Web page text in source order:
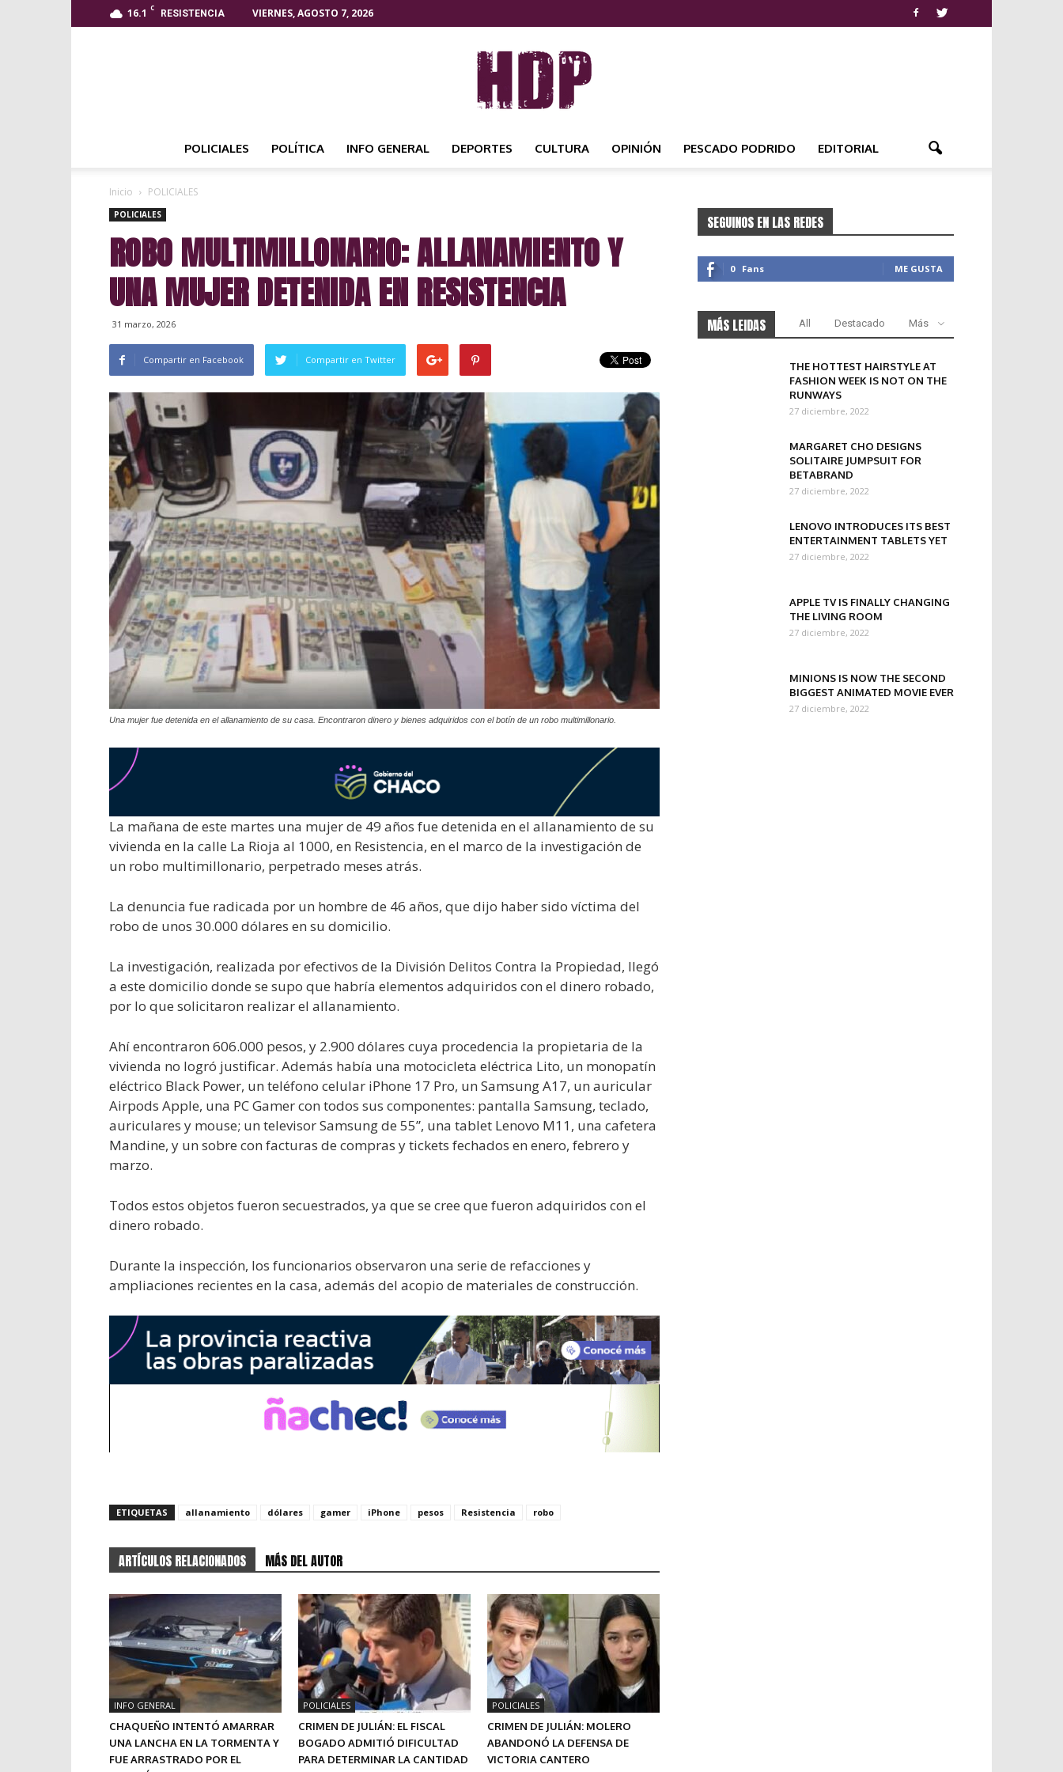
16.1 C
RESISTENCIA VIERNES, AGOSTO 7, 2026
NOTICIAS
POLICIALES POLÍTICA INFO GENERAL DEPORTES CULTURA OPINIÓN PESCADO PODRIDO EDITORIAL
Inicio POLICIALES
POLICIALES
ROBO MULTIMILLONARIO: ALLANAMIENTO Y
UNA MUJER DETENIDA EN RESISTENCIA
31 marzo, 2026
Compartir en Facebook Compartir en Twitter
Una mujer fue detenida en el allanamiento de su casa. Encontraron dinero y bienes adquiridos con el botín de un robo multimillonario.
La mañana de este martes una mujer de 49 años fue detenida en el allanamiento de su
vivienda en la calle La Rioja al 1000, en Resistencia, en el marco de la investigación de
un robo multimillonario, perpetrado meses atrás.
La denuncia fue radicada por un hombre de 46 años, que dijo haber sido víctima del
robo de unos 30.000 dólares en su domicilio.
La investigación, realizada por efectivos de la División Delitos Contra la Propiedad, llegó
a este domicilio donde se supo que habría elementos adquiridos con el dinero robado,
por lo que solicitaron realizar el allanamiento.
Ahí encontraron 606.000 pesos, y 2.900 dólares cuya procedencia la propietaria de la
vivienda no logró justificar. Además había una motocicleta eléctrica Lito, un monopatín
eléctrico Black Power, un teléfono celular iPhone 17 Pro, un Samsung A17, un auricular
Airpods Apple, una PC Gamer con todos sus componentes: pantalla Samsung, teclado,
auriculares y mouse; un televisor Samsung de 55”, una tablet Lenovo M11, una cafetera
Mandine, y un sobre con facturas de compras y tickets fechados en enero, febrero y
marzo.
Todos estos objetos fueron secuestrados, ya que se cree que fueron adquiridos con el
dinero robado.
Durante la inspección, los funcionarios observaron una serie de refacciones y
ampliaciones recientes en la casa, además del acopio de materiales de construcción.
ETIQUETAS allanamiento dólares gamer iPhone pesos Resistencia robo
ARTÍCULOS RELACIONADOS MÁS DEL AUTOR
INFO GENERAL
CHAQUEÑO INTENTÓ AMARRAR
UNA LANCHA EN LA TORMENTA Y
FUE ARRASTRADO POR EL
POLICIALES
CRIMEN DE JULIÁN: EL FISCAL
BOGADO ADMITIÓ DIFICULTAD
PARA DETERMINAR LA CANTIDAD
POLICIALES
CRIMEN DE JULIÁN: MOLERO
ABANDONÓ LA DEFENSA DE
VICTORIA CANTERO
SEGUINOS EN LAS REDES
0 Fans ME GUSTA
MÁS LEIDAS All Destacado Más
THE HOTTEST HAIRSTYLE AT
FASHION WEEK IS NOT ON THE
RUNWAYS
27 diciembre, 2022
MARGARET CHO DESIGNS
SOLITAIRE JUMPSUIT FOR
BETABRAND
27 diciembre, 2022
LENOVO INTRODUCES ITS BEST
ENTERTAINMENT TABLETS YET
27 diciembre, 2022
APPLE TV IS FINALLY CHANGING
THE LIVING ROOM
27 diciembre, 2022
MINIONS IS NOW THE SECOND
BIGGEST ANIMATED MOVIE EVER
27 diciembre, 2022